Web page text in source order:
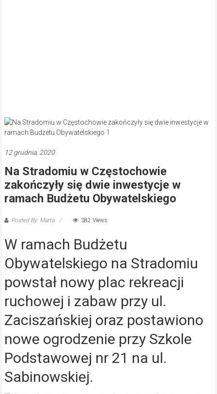
12 grudnia, 2020
Na Stradomiu w Częstochowie
zakończyły się dwie inwestycje w
ramach Budżetu Obywatelskiego
Posted By: Marta 382 Views
W ramach Budżetu
Obywatelskiego na Stradomiu
powstał nowy plac rekreacji
ruchowej i zabaw przy ul.
Zaciszańskiej oraz postawiono
nowe ogrodzenie przy Szkole
Podstawowej nr 21 na ul.
Sabinowskiej.